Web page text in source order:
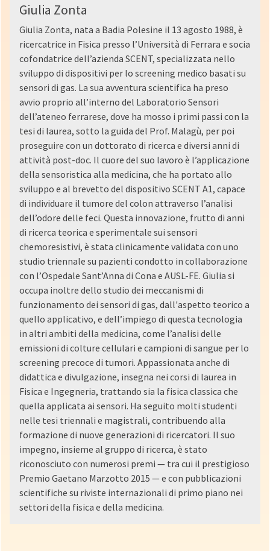
Giulia Zonta
Giulia Zonta, nata a Badia Polesine il 13 agosto 1988, è
ricercatrice in Fisica presso l’Università di Ferrara e socia
cofondatrice dell’azienda SCENT, specializzata nello
sviluppo di dispositivi per lo screening medico basati su
sensori di gas. La sua avventura scientifica ha preso
avvio proprio all’interno del Laboratorio Sensori
dell’ateneo ferrarese, dove ha mosso i primi passi con la
tesi di laurea, sotto la guida del Prof. Malagù, per poi
proseguire con un dottorato di ricerca e diversi anni di
attività post-doc. Il cuore del suo lavoro è l’applicazione
della sensoristica alla medicina, che ha portato allo
sviluppo e al brevetto del dispositivo SCENT A1, capace
di individuare il tumore del colon attraverso l’analisi
dell’odore delle feci. Questa innovazione, frutto di anni
di ricerca teorica e sperimentale sui sensori
chemoresistivi, è stata clinicamente validata con uno
studio triennale su pazienti condotto in collaborazione
con l’Ospedale Sant’Anna di Cona e AUSL-FE. Giulia si
occupa inoltre dello studio dei meccanismi di
funzionamento dei sensori di gas, dall'aspetto teorico a
quello applicativo, e dell’impiego di questa tecnologia
in altri ambiti della medicina, come l’analisi delle
emissioni di colture cellulari e campioni di sangue per lo
screening precoce di tumori. Appassionata anche di
didattica e divulgazione, insegna nei corsi di laurea in
Fisica e Ingegneria, trattando sia la fisica classica che
quella applicata ai sensori. Ha seguito molti studenti
nelle tesi triennali e magistrali, contribuendo alla
formazione di nuove generazioni di ricercatori. Il suo
impegno, insieme al gruppo di ricerca, è stato
riconosciuto con numerosi premi — tra cui il prestigioso
Premio Gaetano Marzotto 2015 — e con pubblicazioni
scientifiche su riviste internazionali di primo piano nei
settori della fisica e della medicina.